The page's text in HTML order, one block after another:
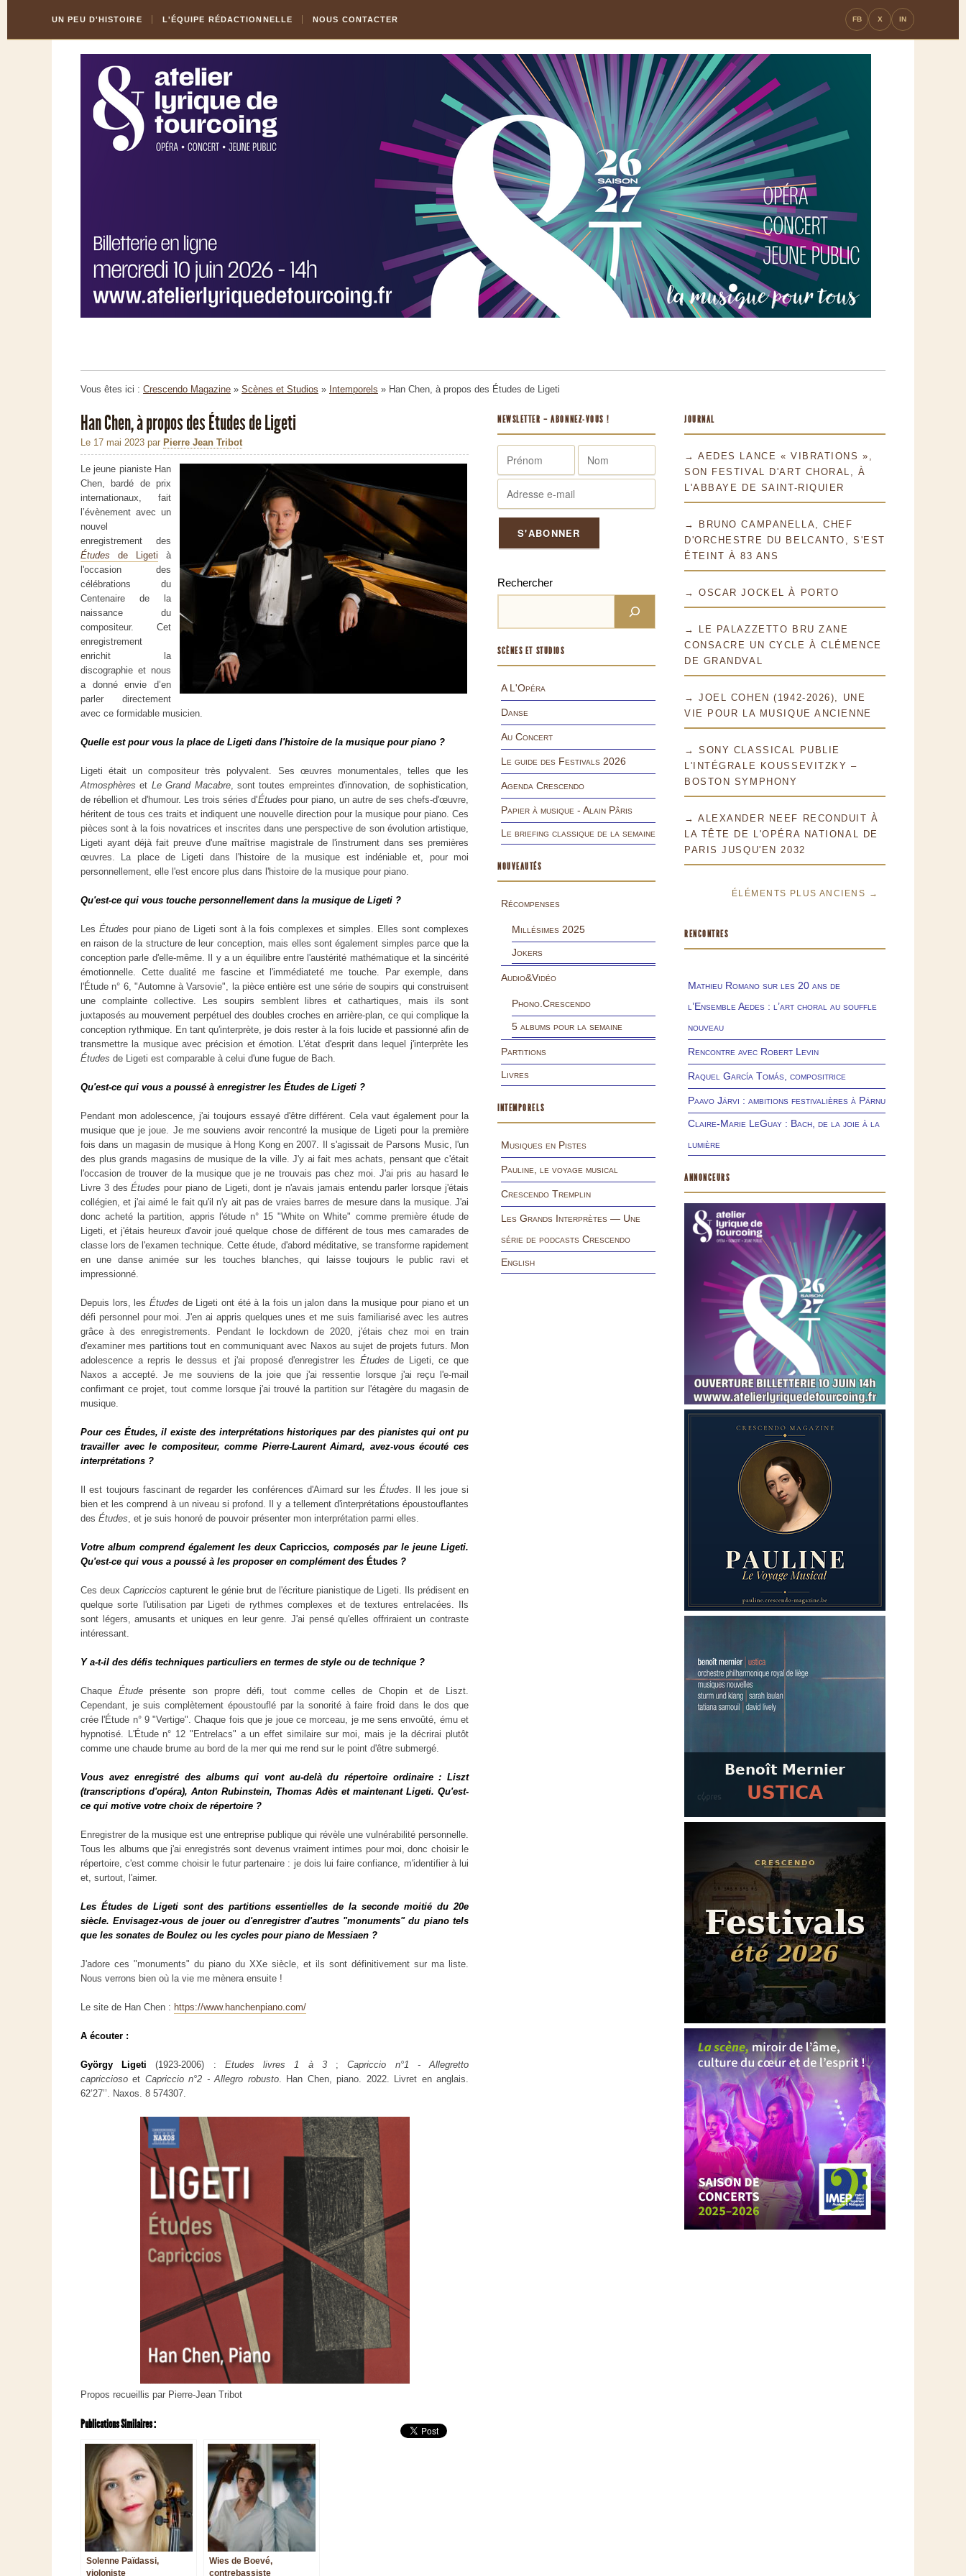
Content
la
UN PEU D'HISTOIRE L'ÉQUIPE RÉDACTIONNELLE NOUS CONTACTER FB X IN
Vous êtes ici : Crescendo Magazine » Scènes et Studios » Intemporels » Han Chen, à propos des Études de Ligeti
Han Chen, à propos des Études de Ligeti
Le 17 mai 2023 par Pierre Jean Tribot
Le jeune pianiste Han
Chen, bardé de prix
internationaux, fait
l’évènement avec un
nouvel
enregistrement des
Études de Ligeti à
l'occasion des
célébrations du
Centenaire de la
naissance du
compositeur. Cet
enregistrement
enrichit la
discographie et nous
a donné envie d’en
parler directement
avec ce formidable musicien.
Quelle est pour vous la place de Ligeti dans l'histoire de la musique pour piano ?
Ligeti était un compositeur très polyvalent. Ses œuvres monumentales, telles que les
Atmosphères et Le Grand Macabre, sont toutes empreintes d'innovation, de sophistication,
de rébellion et d'humour. Les trois séries d'Études pour piano, un autre de ses chefs-d'œuvre,
héritent de tous ces traits et indiquent une nouvelle direction pour la musique pour piano. Ces
pièces sont à la fois novatrices et inscrites dans une perspective de son évolution artistique,
Ligeti ayant déjà fait preuve d'une maîtrise magistrale de l'instrument dans ses premières
œuvres. La place de Ligeti dans l'histoire de la musique est indéniable et, pour moi
personnellement, elle l'est encore plus dans l'histoire de la musique pour piano.
Qu'est-ce qui vous touche personnellement dans la musique de Ligeti ?
Les Études pour piano de Ligeti sont à la fois complexes et simples. Elles sont complexes
en raison de la structure de leur conception, mais elles sont également simples parce que la
conception parle d'elle-même. Il y a un équilibre entre l'austérité mathématique et la sincérité
émotionnelle. Cette dualité me fascine et l'immédiateté me touche. Par exemple, dans
l'Étude n° 6, "Automne à Varsovie", la pièce entière est une série de soupirs qui construisent
une complainte collective. Les soupirs semblent libres et cathartiques, mais ils sont
juxtaposés au mouvement perpétuel des doubles croches en arrière-plan, ce qui complique la
conception rythmique. En tant qu'interprète, je dois rester à la fois lucide et passionné afin de
transmettre la musique avec précision et émotion. L'état d'esprit dans lequel j'interprète les
Études de Ligeti est comparable à celui d'une fugue de Bach.
Qu'est-ce qui vous a poussé à enregistrer les Études de Ligeti ?
Pendant mon adolescence, j'ai toujours essayé d'être différent. Cela vaut également pour la
musique que je joue. Je me souviens avoir rencontré la musique de Ligeti pour la première
fois dans un magasin de musique à Hong Kong en 2007. Il s'agissait de Parsons Music, l'un
des plus grands magasins de musique de la ville. J'y ai fait mes achats, pensant que c'était
l'occasion de trouver de la musique que je ne trouvais pas chez moi. J'ai pris au hasard le
Livre 3 desÉtudes pour piano de Ligeti, dont je n'avais jamais entendu parler lorsque j'étais
collégien, et j'ai aimé le fait qu'il n'y ait pas de vraies barres de mesure dans la musique. J'ai
donc acheté la partition, appris l'étude n° 15 "White on White" comme première étude de
Ligeti, et j'étais heureux d'avoir joué quelque chose de différent de tous mes camarades de
classe lors de l'examen technique. Cette étude, d'abord méditative, se transforme rapidement
en une danse animée sur les touches blanches, qui laisse toujours le public ravi et
impressionné.
Depuis lors, lesÉtudes de Ligeti ont été à la fois un jalon dans la musique pour piano et un
défi personnel pour moi. J'en ai appris quelques unes et me suis familiarisé avec les autres
grâce à des enregistrements. Pendant le lockdown de 2020, j'étais chez moi en train
d'examiner mes partitions tout en communiquant avec Naxos au sujet de projets futurs. Mon
adolescence a repris le dessus et j'ai proposé d'enregistrer les Études de Ligeti, ce que
Naxos a accepté. Je me souviens de la joie que j'ai ressentie lorsque j'ai reçu l'e-mail
confirmant ce projet, tout comme lorsque j'ai trouvé la partition sur l'étagère du magasin de
musique.
Pour ces Études, il existe des interprétations historiques par des pianistes qui ont pu
travailler avec le compositeur, comme Pierre-Laurent Aimard, avez-vous écouté ces
interprétations ?
Il est toujours fascinant de regarder les conférences d'Aimard sur les Études. Il les joue si
bien et les comprend à un niveau si profond. Il y a tellement d'interprétations époustouflantes
des Études, et je suis honoré de pouvoir présenter mon interprétation parmi elles.
Votre album comprend également les deux Capriccios, composés par le jeune Ligeti.
Qu'est-ce qui vous a poussé à les proposer en complément des Études ?
Ces deuxCapriccios capturent le génie brut de l'écriture pianistique de Ligeti. Ils prédisent en
quelque sorte l'utilisation par Ligeti de rythmes complexes et de textures entrelacées. Ils
sont légers, amusants et uniques en leur genre. J'ai pensé qu'elles offriraient un contraste
intéressant.
Y a-t-il des défis techniques particuliers en termes de style ou de technique ?
ChaqueÉtude présente son propre défi, tout comme celles de Chopin et de Liszt.
Cependant, je suis complètement époustouflé par la sonorité à faire froid dans le dos que
crée l'Étude n° 9 "Vertige". Chaque fois que je joue ce morceau, je me sens envoûté, ému et
hypnotisé. L'Étude n° 12 "Entrelacs" a un effet similaire sur moi, mais je la décrirai plutôt
comme une chaude brume au bord de la mer qui me rend sur le point d'être submergé.
Vous avez enregistré des albums qui vont au-delà du répertoire ordinaire : Liszt
(transcriptions d'opéra), Anton Rubinstein, Thomas Adès et maintenant Ligeti. Qu'est-
ce qui motive votre choix de répertoire ?
Enregistrer de la musique est une entreprise publique qui révèle une vulnérabilité personnelle.
Tous les albums que j'ai enregistrés sont devenus vraiment intimes pour moi, donc choisir le
répertoire, c'est comme choisir le futur partenaire : je dois lui faire confiance, m'identifier à lui
et, surtout, l'aimer.
Les Études de Ligeti sont des partitions essentielles de la seconde moitié du 20e
siècle. Envisagez-vous de jouer ou d'enregistrer d'autres "monuments" du piano tels
que les sonates de Boulez ou les cycles pour piano de Messiaen ?
J'adore ces "monuments" du piano du XXe siècle, et ils sont définitivement sur ma liste.
Nous verrons bien où la vie me mènera ensuite !
Le site de Han Chen : https://www.hanchenpiano.com/
A écouter :
György Ligeti (1923-2006) : Etudes livres 1 à 3;Capriccio n°1 - Allegretto
capriccioso et Capriccio n°2 - Allegro robusto. Han Chen, piano. 2022. Livret en anglais.
62’27’’. Naxos. 8 574307.
Propos recueillis par Pierre-Jean Tribot
Publications Similaires :
Solenne Païdassi,
violoniste
Wies de Boevé,
contrebassiste
NEWSLETTER – ABONNEZ-VOUS !
Rechercher
SCÈNES ET STUDIOS
A L'Opéra
Danse
Au Concert
Le guide des Festivals 2026
Agenda Crescendo
Papier à musique - Alain Pâris
Le briefing classique de la semaine
NOUVEAUTÉS
Récompenses
Millésimes 2025
Jokers
Audio&Vidéo
Phono.Crescendo
5 albums pour la semaine
Partitions
Livres
INTEMPORELS
Musiques en Pistes
Pauline, le voyage musical
Crescendo Tremplin
Les Grands Interprètes — Une
série de podcasts Crescendo
English
JOURNAL
→ AEDES LANCE « VIBRATIONS »,
SON FESTIVAL D'ART CHORAL, À
L'ABBAYE DE SAINT-RIQUIER
→ BRUNO CAMPANELLA, CHEF
D'ORCHESTRE DU BELCANTO, S'EST
ÉTEINT À 83 ANS
→ OSCAR JOCKEL À PORTO
→ LE PALAZZETTO BRU ZANE
CONSACRE UN CYCLE À CLÉMENCE
DE GRANDVAL
→ JOEL COHEN (1942-2026), UNE
VIE POUR LA MUSIQUE ANCIENNE
→ SONY CLASSICAL PUBLIE
L'INTÉGRALE KOUSSEVITZKY –
BOSTON SYMPHONY
→ ALEXANDER NEEF RECONDUIT À
LA TÊTE DE L'OPÉRA NATIONAL DE
PARIS JUSQU'EN 2032
ÉLÉMENTS PLUS ANCIENS →
RENCONTRES
Mathieu Romano sur les 20 ans de
l’Ensemble Aedes : l’art choral au souffle
nouveau
Rencontre avec Robert Levin
Raquel García Tomás, compositrice
Paavo Järvi : ambitions festivalières à Pärnu
Claire-Marie LeGuay : Bach, de la joie à la
lumière
ANNONCEURS